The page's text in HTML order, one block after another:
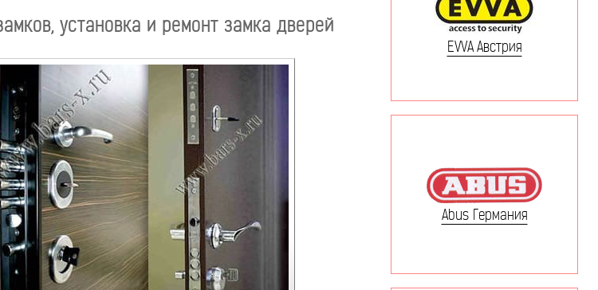
установка и ремонт замка дверей
EVVA Австрия
Abus Германия